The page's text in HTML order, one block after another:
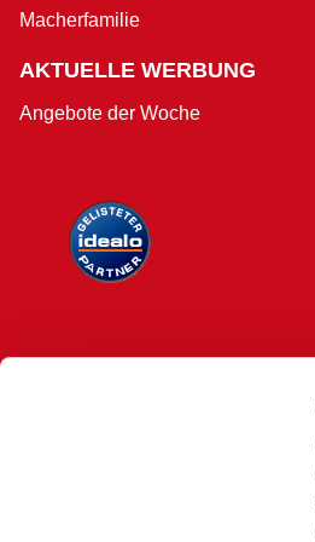
Macherfamilie
AKTUELLE WERBUNG
Angebote der Woche